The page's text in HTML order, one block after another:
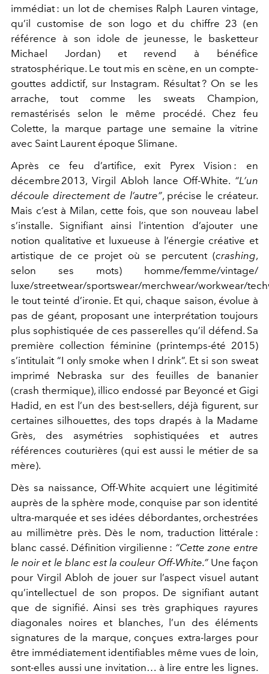
immédiat : un lot de chemises Ralph Lauren vintage,
qu’il customise de son logo et du chiffre 23 (en
référence à son idole de jeunesse, le basketteur
Michael Jordan) et revend à bénéfice
stratosphérique. Le tout mis en scène, en un compte-
gouttes addictif, sur Instagram. Résultat ? On se les
arrache, tout comme les sweats Champion,
remastérisés selon le même procédé. Chez feu
Colette, la marque partage une semaine la vitrine
avec Saint Laurent époque Slimane.
Après ce feu d’artifice, exit Pyrex Vision : en
décembre 2013, Virgil Abloh lance Off-White. “L’un
découle directement de l’autre”, précise le créateur.
Mais c’est à Milan, cette fois, que son nouveau label
s’installe. Signifiant ainsi l’intention d’ajouter une
notion qualitative et luxueuse à l’énergie créative et
artistique de ce projet où se percutent (crashing,
selon ses mots) homme/femme/vintage/
luxe/streetwear/sportswear/merchwear/workwear/
le tout teinté d’ironie. Et qui, chaque saison, évolue à
pas de géant, proposant une interprétation toujours
plus sophistiquée de ces passerelles qu’il défend. Sa
première collection féminine (printemps-été 2015)
s’intitulait “I only smoke when I drink”. Et si son sweat
imprimé Nebraska sur des feuilles de bananier
(crash thermique), illico endossé par Beyoncé et Gigi
Hadid, en est l’un des best-sellers, déjà figurent, sur
certaines silhouettes, des tops drapés à la Madame
Grès, des asymétries sophistiquées et autres
références couturières (qui est aussi le métier de sa
mère).
Dès sa naissance, Off-White acquiert une légitimité
auprès de la sphère mode, conquise par son identité
ultra-marquée et ses idées débordantes, orchestrées
au millimètre près. Dès le nom, traduction littérale :
blanc cassé. Définition virgilienne : “Cette zone entre
le noir et le blanc est la couleur Off-White.” Une façon
pour Virgil Abloh de jouer sur l’aspect visuel autant
qu’intellectuel de son propos. De signifiant autant
que de signifié. Ainsi ses très graphiques rayures
diagonales noires et blanches, l’un des éléments
signatures de la marque, conçues extra-larges pour
être immédiatement identifiables même vues de loin,
sont-elles aussi une invitation… à lire entre les lignes.